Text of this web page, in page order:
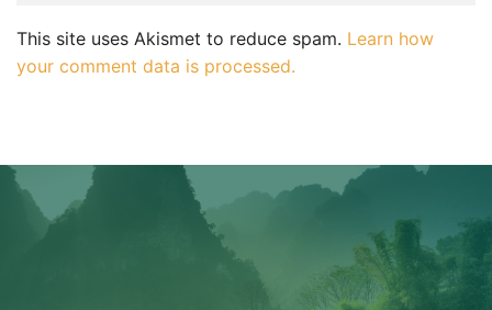
This site uses Akismet to reduce spam. Learn how
your comment data is processed.